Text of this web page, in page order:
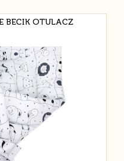
OTULACZ